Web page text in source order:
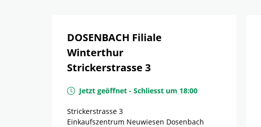
DOSENBACH Filiale
Winterthur
Strickerstrasse 3
Jetzt geöffnet - Schliesst um 18:00
Strickerstrasse 3
Einkaufszentrum Neuwiesen Dosenbach